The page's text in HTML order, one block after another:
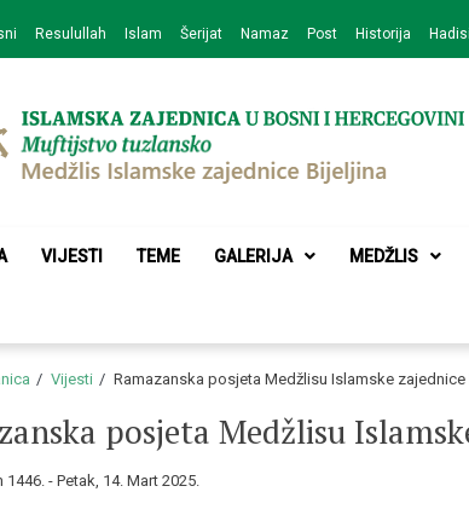
Resulullah Islam Šerijat Namaz Post Historija Hadisi
Islamske
VIJESTI TEME GALERIJA MEDŽLIS
Vijesti Ramazanska posjeta Medžlisu Islamske zajednice
posjeta Medžlisu
1446. - Petak, 14. Mart 2025.